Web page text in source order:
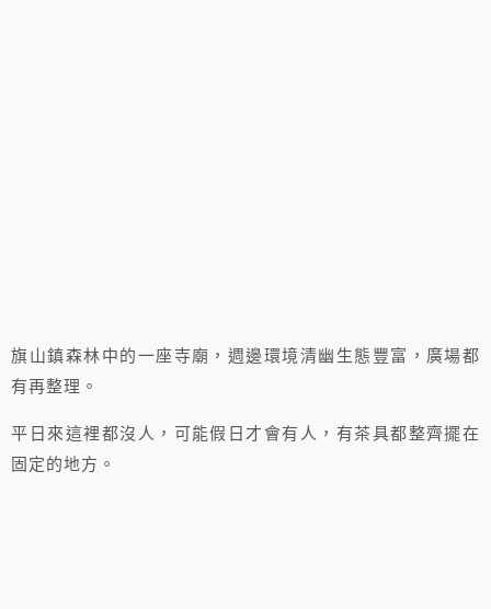
旗山鎮森林中的一座寺廟，週邊環境清幽生態豐富，廣場都
有再整理。
平日來這裡都沒人，可能假日才會有人，有茶具都整齊擺在
固定的地方。